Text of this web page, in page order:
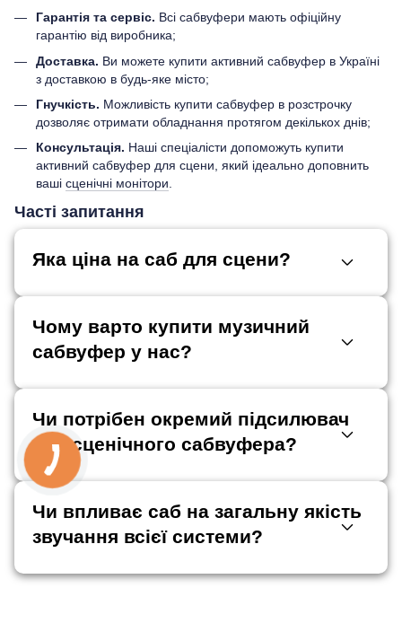
Гарантія та сервіс. Всі сабвуфери мають офіційну
гарантію від виробника;
Доставка. Ви можете купити активний сабвуфер в Україні
з доставкою в будь-яке місто;
Гнучкість. Можливість купити сабвуфер в розстрочку
дозволяє отримати обладнання протягом декількох днів;
Консультація. Наші спеціалісти допоможуть купити
активний сабвуфер для сцени, який ідеально доповнить
ваші сценічні монітори.
Часті запитання
Яка ціна на саб для сцени?
Чому варто купити музичний
сабвуфер у нас?
Чи потрібен окремий підсилювач
для сценічного сабвуфера?
Чи впливає саб на загальну якість
звучання всієї системи?